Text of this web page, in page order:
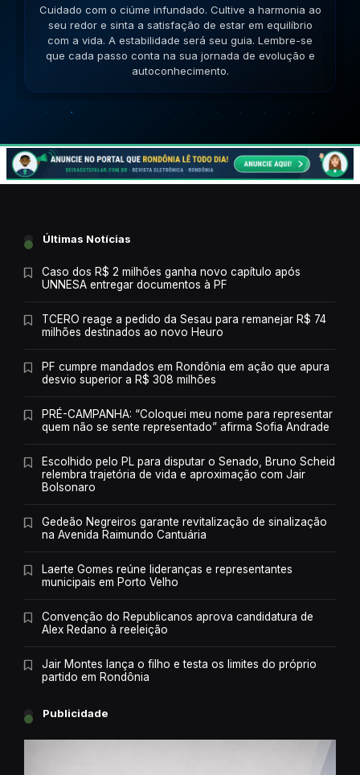
Cuidado com a inconsistência nas relações. Mantenha
a mente aberta para novos aprendizados e trocas de
ideias enriquecedoras. Sua comunicação será a chave.
Lembre-se que cada passo conta na sua jornada de
evolução e autoconhecimento.
Últimas Notícias
Caso dos R$ 2 milhões ganha novo capítulo após
UNNESA entregar documentos à PF
TCERO reage a pedido da Sesau para remanejar R$ 74
milhões destinados ao novo Heuro
PF cumpre mandados em Rondônia em ação que apura
desvio superior a R$ 308 milhões
PRÉ-CAMPANHA: “Coloquei meu nome para representar
quem não se sente representado” afirma Sofia Andrade
Escolhido pelo PL para disputar o Senado, Bruno Scheid
relembra trajetória de vida e aproximação com Jair
Bolsonaro
Gedeão Negreiros garante revitalização de sinalização
na Avenida Raimundo Cantuária
Laerte Gomes reúne lideranças e representantes
municipais em Porto Velho
Convenção do Republicanos aprova candidatura de
Alex Redano à reeleição
Jair Montes lança o filho e testa os limites do próprio
partido em Rondônia
Publicidade